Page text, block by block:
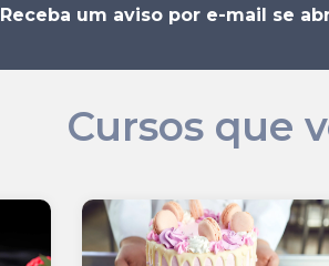
Receba um aviso por e-mail se
Cursos que